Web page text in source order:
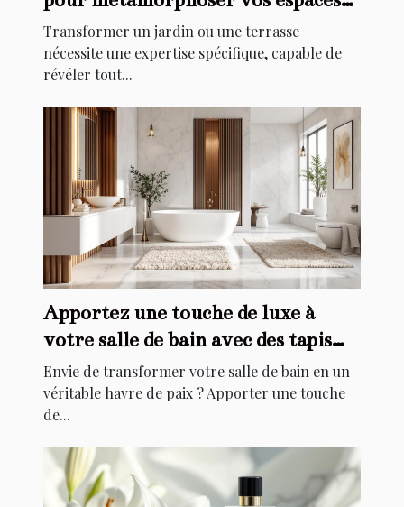
extérieurs ?
Transformer un jardin ou une terrasse
nécessite une expertise spécifique, capable de
révéler tout...
Apportez une touche de luxe à
votre salle de bain avec des tapis
élégants
Envie de transformer votre salle de bain en un
véritable havre de paix ? Apporter une touche
de...